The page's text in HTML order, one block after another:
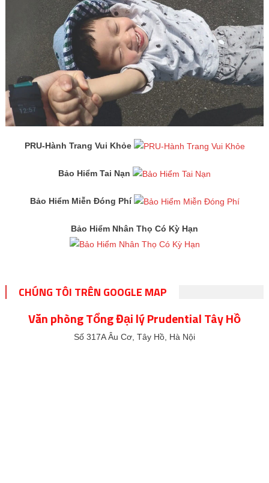
PRU-Hành Trang Vui Khỏe
Bảo Hiểm Tai Nạn
Bảo Hiểm Miễn Đóng Phí
Bảo Hiểm Nhân Thọ Có Kỳ Hạn
CHÚNG TÔI TRÊN GOOGLE MAP
Văn phòng Tổng Đại lý Prudential Tây Hồ
Số 317A Âu Cơ, Tây Hồ, Hà Nội